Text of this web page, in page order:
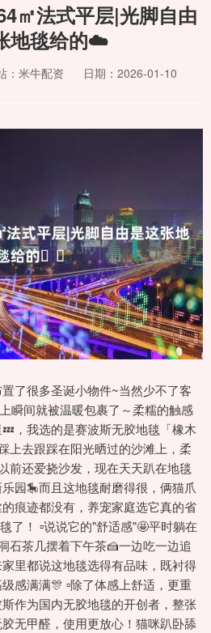
㎡法式平层|光脚自由
地毯给的☁️
：米牛配资
日期：2026-01-10
了很多圣诞小物件~当然少不了客
间就被温暖包裹了～柔糯的触感
，我选的是赛波斯无胶地毯「橡木
上去跟踩在阳光晒过的沙滩上，柔
前还爱挠沙发，现在天天趴在地毯
园🎠而且这地毯耐磨得很，俩猫爪
痕迹都没有，养宠家庭选它真的省
了！ ▫️说说它的"舒适感"🤩平时躺在
石茶几摆着下午茶🍰一边吃一边追
里都说这地毯选得有品味，既衬得
感满满🎊 ▫️除了体感上舒适，更重
作为国内无胶地毯的开创者，整张
无甲醛，使用更放心！猫咪趴卧舔